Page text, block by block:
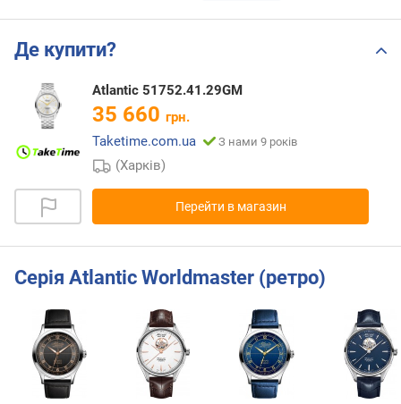
Де купити?
Atlantic 51752.41.29GM
35 660 грн.
Taketime.com.ua
З нами 9 років
(Харків)
Перейти в магазин
Серія Atlantic Worldmaster (ретро)